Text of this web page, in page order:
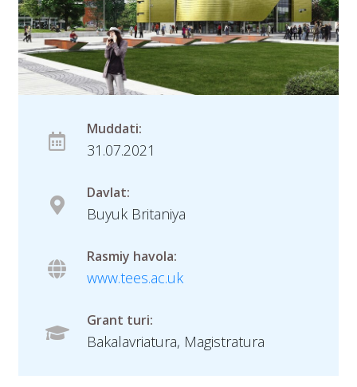
Muddati:
31.07.2021
Davlat:
Buyuk Britaniya
Rasmiy havola:
www.tees.ac.uk
Grant turi:
Bakalavriatura, Magistratura